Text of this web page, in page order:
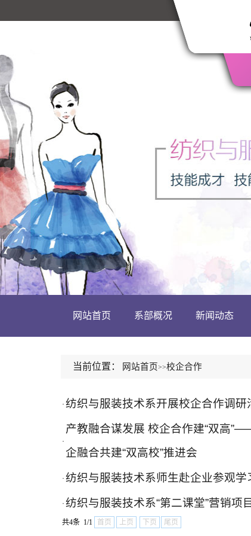
网站首页 系部概况 新闻动态
当前位置： 网站首页>>校企合作
· 纺织与服装技术系开展校企合作调研
·
产教融合谋发展 校企合作建“双高
企融合共建“双高校”推进会
· 纺织与服装技术系师生赴企业参观学
· 纺织与服装技术系“第二课堂”营销项
共4条 1/1 首页 上页 下页 尾页